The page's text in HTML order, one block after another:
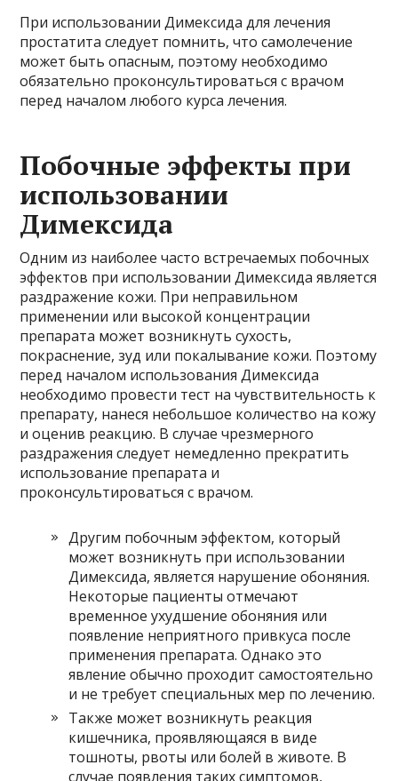
При использовании Димексида для лечения
простатита следует помнить, что самолечение
может быть опасным, поэтому необходимо
обязательно проконсультироваться с врачом
перед началом любого курса лечения.
Побочные эффекты при
использовании
Димексида
Одним из наиболее часто встречаемых побочных
эффектов при использовании Димексида является
раздражение кожи. При неправильном
применении или высокой концентрации
препарата может возникнуть сухость,
покраснение, зуд или покалывание кожи. Поэтому
перед началом использования Димексида
необходимо провести тест на чувствительность к
препарату, нанеся небольшое количество на кожу
и оценив реакцию. В случае чрезмерного
раздражения следует немедленно прекратить
использование препарата и
проконсультироваться с врачом.
Другим побочным эффектом, который
может возникнуть при использовании
Димексида, является нарушение обоняния.
Некоторые пациенты отмечают
временное ухудшение обоняния или
появление неприятного привкуса после
применения препарата. Однако это
явление обычно проходит самостоятельно
и не требует специальных мер по лечению.
Также может возникнуть реакция
кишечника, проявляющаяся в виде
тошноты, рвоты или болей в животе. В
случае появления таких симптомов,